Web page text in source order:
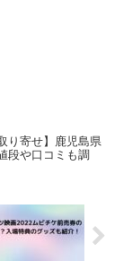
り寄せ】鹿児島県
段や口コミも調